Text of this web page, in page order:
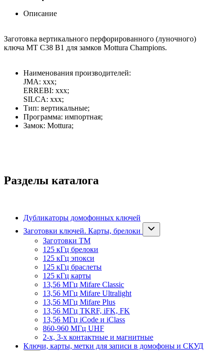
Описание
Заготовка вертикального перфорированного (луночного)
ключа MT С38 B1 для замков Mottura Champions.
Наименования производителей:
JMA: xxx;
ERREBI: xxx;
SILCA: xxx;
Тип: вертикальные;
Программа: импортная;
Замок: Mottura;
Разделы каталога
Дубликаторы домофонных ключей
Заготовки ключей. Карты, брелоки
Заготовки ТМ
125 кГц брелоки
125 кГц эпокси
125 кГц браслеты
125 кГц карты
13,56 МГц Mifare Classic
13,56 МГц Mifare Ultralight
13,56 МГц Mifare Plus
13,56 МГц TKRF, iFK, FK
13,56 МГц iCode и iClass
860-960 МГц UHF
2-х, 3-х контактные и магнитные
Ключи, карты, метки для записи в домофоны и СКУД